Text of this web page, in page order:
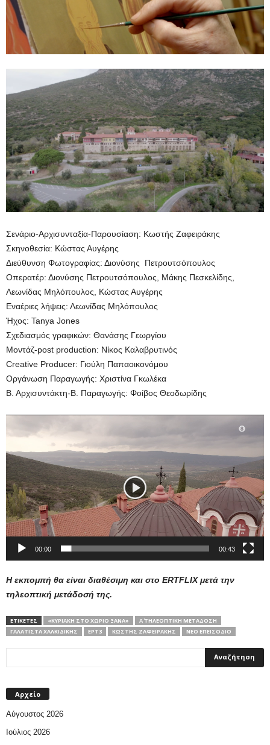
Σενάριο-Αρχισυνταξία-Παρουσίαση: Κωστής Ζαφειράκης
Σκηνοθεσία: Κώστας Αυγέρης
Διεύθυνση Φωτογραφίας: Διονύσης Πετρουτσόπουλος
Οπερατέρ: Διονύσης Πετρουτσόπουλος, Μάκης Πεσκελίδης,
Λεωνίδας Μηλόπουλος, Κώστας Αυγέρης
Εναέριες λήψεις: Λεωνίδας Μηλόπουλος
Ήχος: Tanya Jones
Σχεδιασμός γραφικών: Θανάσης Γεωργίου
Μοντάζ-post production: Νίκος Καλαβρυτινός
Creative Producer: Γιούλη Παπαοικονόμου
Οργάνωση Παραγωγής: Χριστίνα Γκωλέκα
Β. Αρχισυντάκτη-Β. Παραγωγής: Φοίβος Θεοδωρίδης
Αναπαραγωγής
Βίντεο
00:00 00:43
Η εκπομπή θα είναι διαθέσιμη και στο ERTFLIX μετά την
τηλεοπτική μετάδοσή της.
ΕΤΙΚΕΤΕΣ «ΚΥΡΙΑΚΉ ΣΤΟ ΧΩΡΙΌ ΞΑΝΆ»
Α΄ ΤΗΛΕΟΠΤΙΚΗ ΜΕΤΑΔΟΣΗ
ΓΑΛΆΤΙΣΤΑ ΧΑΛΚΙΔΙΚΉΣ
ΕΡΤ3 ΚΩΣΤΉΣ ΖΑΦΕΙΡΆΚΗΣ ΝΈΟ ΕΠΕΙΣΌΔΙΟ
Αρχείο
Αύγουστος 2026
Ιούλιος 2026